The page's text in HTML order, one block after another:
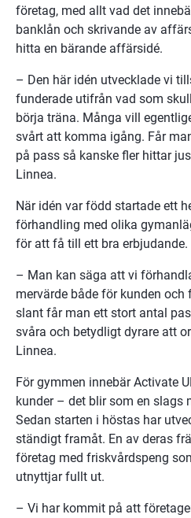
företag, med allt vad det
banklån och skrivande av
hitta en bärande affärsidé.
– Den här idén utvecklade vi
funderade utifrån vad som
börja träna. Många vill
svårt att komma igång. Får
på pass så kanske fler hittar
Linnea.
När idén var född startade ett
förhandling med olika
för att få till ett bra erbjudande.
– Man kan säga att vi
mervärde både för kunden
slant får man ett stort antal
svåra och betydligt dyrare att
Linnea.
För gymmen innebär Activate
kunder – det blir som en slags
Sedan starten i höstas har
ständigt framåt. En av deras
företag med friskvårdspeng
utnyttjar fullt ut.
– Vi har kommit på att